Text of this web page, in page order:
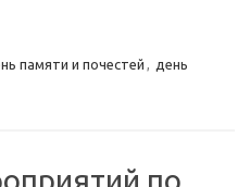
памяти и почестей , день
по